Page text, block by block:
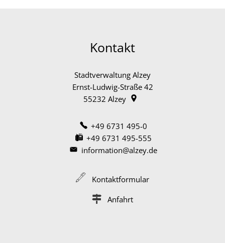
Kontakt
Stadtverwaltung Alzey
Ernst-Ludwig-Straße 42
55232 Alzey
+49 6731 495-0
+49 6731 495-555
information@alzey.de
Kontaktformular
Anfahrt